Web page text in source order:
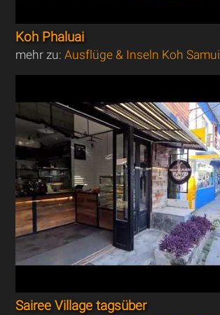
Koh Phaluai
mehr zu:Ausflüge & Inseln Koh Samui
Sairee Village tagsüber